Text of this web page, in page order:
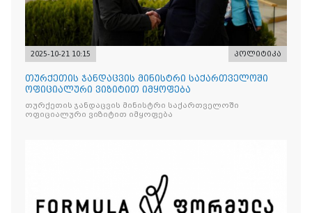
2025-10-21 10:15 პოლიტიკა
თურქეთის ჯანდაცვის მინისტრი საქართველოში
ოფიციალური ვიზიტით იმყოფება
თურქეთის ჯანდაცვის მინისტრი საქართველოში
ოფიციალური ვიზიტით იმყოფება